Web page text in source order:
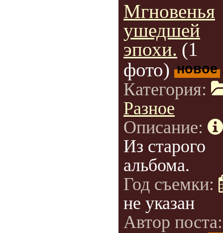
Мгновенья
ушедшей
эпохи. (1
фото) новое
Категория:
Разное
Описание:
Из старого
альбома.
Год съемки:
не указан
Автор